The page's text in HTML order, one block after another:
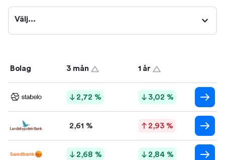
Välj...
Bolag 3 mån 1 år
2,72 % 3,02 %
2,61 % 2,93 %
2,68 % 2,84 %